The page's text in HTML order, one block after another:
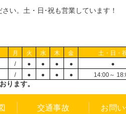
い。土・日･祝も営業しています！
月 火 水 木 金
土・日・
/ ● ● ● ●
●
/ ● ● ● ● 14:00～
ります。
交通事故 お問